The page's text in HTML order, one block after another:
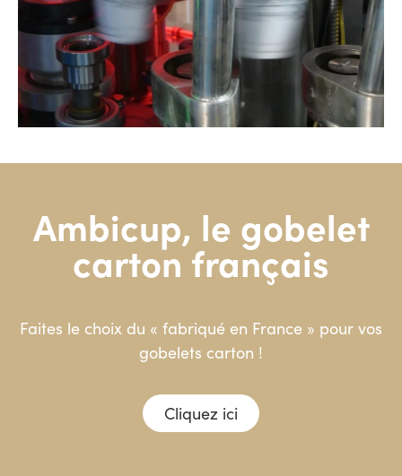
Ambicup, le gobelet
carton français
Faites le choix du « fabriqué en France » pour vos
gobelets carton !
Cliquez ici